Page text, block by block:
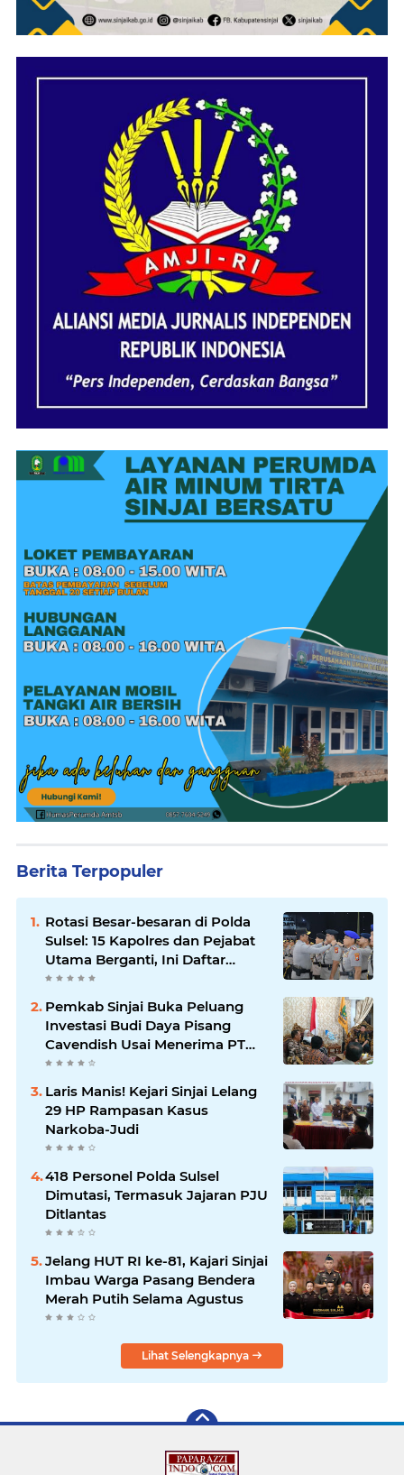
Berita Terpopuler
Rotasi Besar-besaran di Polda
Sulsel: 15 Kapolres dan Pejabat
Utama Berganti, Ini Daftar
Lengkapnya
Pemkab Sinjai Buka Peluang
Investasi Budi Daya Pisang
Cavendish Usai Menerima PT
GGF
Laris Manis! Kejari Sinjai Lelang
29 HP Rampasan Kasus
Narkoba-Judi
418 Personel Polda Sulsel
Dimutasi, Termasuk Jajaran PJU
Ditlantas
Jelang HUT RI ke-81, Kajari Sinjai
Imbau Warga Pasang Bendera
Merah Putih Selama Agustus
Lihat Selengkapnya